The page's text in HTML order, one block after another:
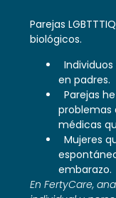
Parejas
biológicos.
en padres.
⁠Parejas
problemas
médicas
⁠Mujeres
embarazo.
En FertyCare,